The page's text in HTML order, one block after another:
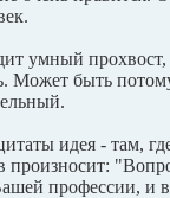
умный
Может быть
идея - там,
произносит:
профессии, и